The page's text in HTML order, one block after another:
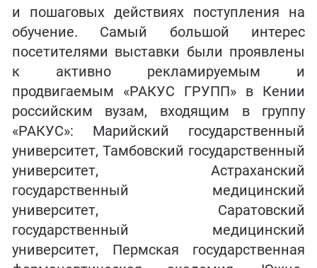
и пошаговых действиях поступления на
обучение. Самый большой интерес
посетителями выставки были проявлены
к активно рекламируемым и
продвигаемым «РАКУС ГРУПП» в Кении
российским вузам, входящим в группу
«РАКУС»: Марийский государственный
университет, Тамбовский государственный
университет, Астраханский
государственный медицинский
университет, Саратовский
государственный медицинский
университет, Пермская государственная